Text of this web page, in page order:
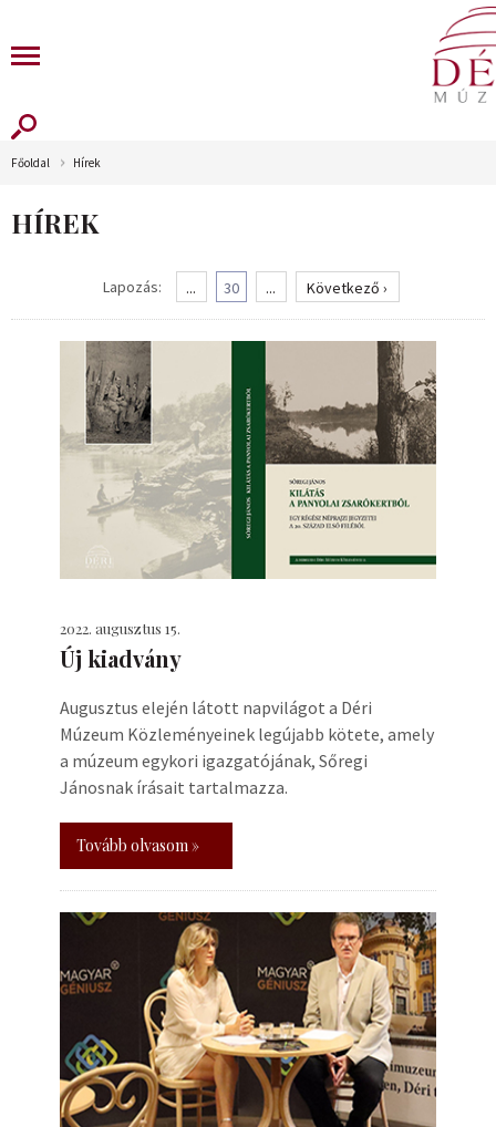
Főoldal Hírek
HÍREK
Lapozás: ... 30 ... Következő ›
2022. augusztus 15.
Új kiadvány
Augusztus elején látott napvilágot a Déri
Múzeum Közleményeinek legújabb kötete, amely
a múzeum egykori igazgatójának, Sőregi
Jánosnak írásait tartalmazza.
Tovább olvasom »